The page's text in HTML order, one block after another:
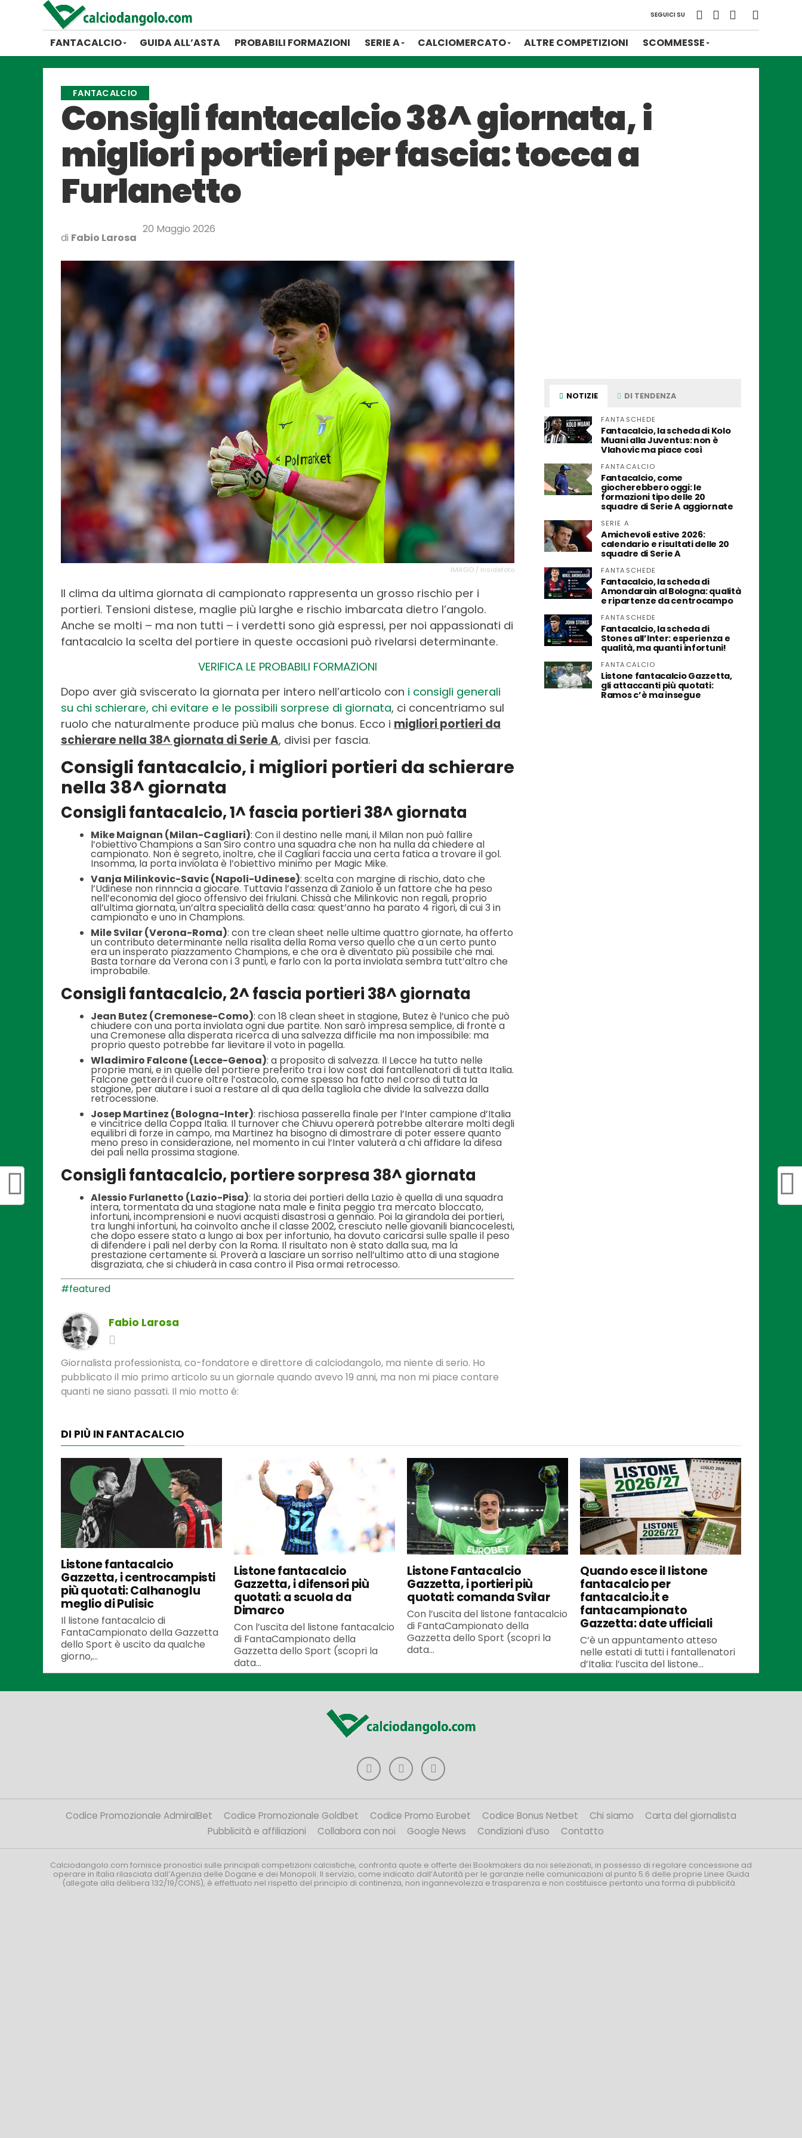
SEGUICI SU
FANTACALCIO GUIDA ALL’ASTA PROBABILI FORMAZIONI SERIE A CALCIOMERCATO ALTRE COMPETIZIONI SCOMMESSE
FANTACALCIO
Consigli fantacalcio 38^ giornata, i
migliori portieri per fascia: tocca a
Furlanetto
di Fabio Larosa
20 Maggio 2026
IMAGO / Insidefoto
Il clima da ultima giornata di campionato rappresenta un grosso rischio per i
portieri. Tensioni distese, maglie più larghe e rischio imbarcata dietro l’angolo.
Anche se molti – ma non tutti – i verdetti sono già espressi, per noi appassionati di
fantacalcio la scelta del portiere in queste occasioni può rivelarsi determinante.
VERIFICA LE PROBABILI FORMAZIONI
Dopo aver già sviscerato la giornata per intero nell’articolo con i consigli generali
su chi schierare, chi evitare e le possibili sorprese di giornata, ci concentriamo sul
ruolo che naturalmente produce più malus che bonus. Ecco i migliori portieri da
schierare nella 38^ giornata di Serie A, divisi per fascia.
Consigli fantacalcio, i migliori portieri da schierare
nella 38^ giornata
Consigli fantacalcio, 1^ fascia portieri 38^ giornata
Mike Maignan (Milan-Cagliari): Con il destino nelle mani, il Milan non può fallire
l’obiettivo Champions a San Siro contro una squadra che non ha nulla da chiedere al
campionato. Non è segreto, inoltre, che il Cagliari faccia una certa fatica a trovare il gol.
Insomma, la porta inviolata è l’obiettivo minimo per Magic Mike.
Vanja Milinkovic-Savic (Napoli-Udinese): scelta con margine di rischio, dato che
l’Udinese non rinnncia a giocare. Tuttavia l’assenza di Zaniolo è un fattore che ha peso
nell’economia del gioco offensivo dei friulani. Chissà che Milinkovic non regali, proprio
all’ultima giornata, un’altra specialità della casa: quest’anno ha parato 4 rigori, di cui 3 in
campionato e uno in Champions.
Mile Svilar (Verona-Roma): con tre clean sheet nelle ultime quattro giornate, ha offerto
un contributo determinante nella risalita della Roma verso quello che a un certo punto
era un insperato piazzamento Champions, e che ora è diventato più possibile che mai.
Basta tornare da Verona con i 3 punti, e farlo con la porta inviolata sembra tutt’altro che
improbabile.
Consigli fantacalcio, 2^ fascia portieri 38^ giornata
Jean Butez (Cremonese-Como): con 18 clean sheet in stagione, Butez è l’unico che può
chiudere con una porta inviolata ogni due partite. Non sarò impresa semplice, di fronte a
una Cremonese alla disperata ricerca di una salvezza difficile ma non impossibile: ma
proprio questo potrebbe far lievitare il voto in pagella.
Wladimiro Falcone (Lecce-Genoa): a proposito di salvezza. Il Lecce ha tutto nelle
proprie mani, e in quelle del portiere preferito tra i low cost dai fantallenatori di tutta Italia.
Falcone getterà il cuore oltre l’ostacolo, come spesso ha fatto nel corso di tutta la
stagione, per aiutare i suoi a restare al di qua della tagliola che divide la salvezza dalla
retrocessione.
Josep Martinez (Bologna-Inter): rischiosa passerella finale per l’Inter campione d’Italia
e vincitrice della Coppa Italia. Il turnover che Chiuvu opererà potrebbe alterare molti degli
equilibri di forze in campo, ma Martinez ha bisogno di dimostrare di poter essere quanto
meno preso in considerazione, nel momento in cui l’Inter valuterà a chi affidare la difesa
dei pali nella prossima stagione.
Consigli fantacalcio, portiere sorpresa 38^ giornata
Alessio Furlanetto (Lazio-Pisa): la storia dei portieri della Lazio è quella di una squadra
intera, tormentata da una stagione nata male e finita peggio tra mercato bloccato,
infortuni, incomprensioni e nuovi acquisti disastrosi a gennaio. Poi la girandola dei portieri,
tra lunghi infortuni, ha coinvolto anche il classe 2002, cresciuto nelle giovanili biancocelesti,
che dopo essere stato a lungo ai box per infortunio, ha dovuto caricarsi sulle spalle il peso
di difendere i pali nel derby con la Roma. Il risultato non è stato dalla sua, ma la
prestazione certamente si. Proverà a lasciare un sorriso nell’ultimo atto di una stagione
disgraziata, che si chiuderà in casa contro il Pisa ormai retrocesso.
#featured
Fabio Larosa
Giornalista professionista, co-fondatore e direttore di calciodangolo, ma niente di serio. Ho
pubblicato il mio primo articolo su un giornale quando avevo 19 anni, ma non mi piace contare
quanti ne siano passati. Il mio motto é:
NOTIZIE DI TENDENZA
FANTASCHEDE
Fantacalcio, la scheda di Kolo
Muani alla Juventus: non è
Vlahovic ma piace così
FANTACALCIO
Fantacalcio, come
giocherebbero oggi: le
formazioni tipo delle 20
squadre di Serie A aggiornate
SERIE A
Amichevoli estive 2026:
calendario e risultati delle 20
squadre di Serie A
FANTASCHEDE
Fantacalcio, la scheda di
Amondarain al Bologna: qualità
e ripartenze da centrocampo
FANTASCHEDE
Fantacalcio, la scheda di
Stones all’Inter: esperienza e
qualità, ma quanti infortuni!
FANTACALCIO
Listone fantacalcio Gazzetta,
gli attaccanti più quotati:
Ramos c’è ma insegue
DI PIÙ IN FANTACALCIO
Listone fantacalcio
Gazzetta, i centrocampisti
più quotati: Calhanoglu
meglio di Pulisic
Il listone fantacalcio di
FantaCampionato della Gazzetta
dello Sport è uscito da qualche
giorno,...
Listone fantacalcio
Gazzetta, i difensori più
quotati: a scuola da
Dimarco
Con l’uscita del listone fantacalcio
di FantaCampionato della
Gazzetta dello Sport (scopri la
data...
Listone Fantacalcio
Gazzetta, i portieri più
quotati: comanda Svilar
Con l’uscita del listone fantacalcio
di FantaCampionato della
Gazzetta dello Sport (scopri la
data...
Quando esce il listone
fantacalcio per
fantacalcio.it e
fantacampionato
Gazzetta: date ufficiali
C’è un appuntamento atteso
nelle estati di tutti i fantallenatori
d’Italia: l’uscita del listone...
Codice Promozionale AdmiralBet Codice Promozionale Goldbet Codice Promo Eurobet Codice Bonus Netbet Chi siamo
Carta del giornalista
Pubblicità e affiliazioni
Collabora con noi Google News Condizioni d’uso Contatto
Calciodangolo.com fornisce pronostici sulle principali competizioni calcistiche, confronta quote e offerte dei Bookmakers da noi selezionati, in possesso di regolare concessione ad
operare in Italia rilasciata dall’Agenzia delle Dogane e dei Monopoli. Il servizio, come indicato dall’Autorità per le garanzie nelle comunicazioni al punto 5.6 delle proprie Linee Guida
(allegate alla delibera 132/19/CONS), è effettuato nel rispetto del principio di continenza, non ingannevolezza e trasparenza e non costituisce pertanto una forma di pubblicità.